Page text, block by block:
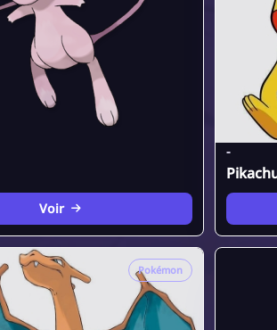
Voir
-
Pokémon